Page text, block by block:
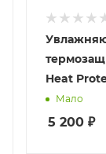
Heat
Мало
5 200 ₽